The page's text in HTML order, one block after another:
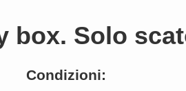
box. Solo
Condizioni: